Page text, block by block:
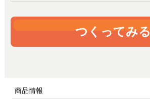
つくってみる
商品情報